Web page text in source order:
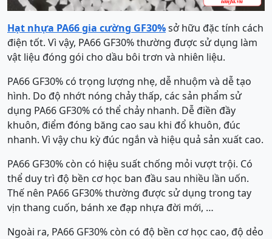
Hạt nhựa PA66 gia cường GF30%sở hữu đặc tính cách
điện tốt. Vì vậy, PA66 GF30% thường được sử dụng làm
vật liệu đóng gói cho dầu bôi trơn và nhiên liệu.
PA66 GF30% có trọng lượng nhẹ, dễ nhuộm và dễ tạo
hình. Do độ nhớt nóng chảy thấp, các sản phẩm sử
dụng PA66 GF30% có thể chảy nhanh. Dễ điền đầy
khuôn, điểm đóng băng cao sau khi đổ khuôn, đúc
nhanh. Vì vậy chu kỳ đúc ngắn và hiệu quả sản xuất cao.
PA66 GF30% còn có hiệu suất chống mỏi vượt trội. Có
thể duy trì độ bền cơ học ban đầu sau nhiều lần uốn.
Thế nên PA66 GF30% thường được sử dụng trong tay
vịn thang cuốn, bánh xe đạp nhựa đời mới, …
Ngoài ra, PA66 GF30% còn có độ bền cơ học cao, độ dẻo